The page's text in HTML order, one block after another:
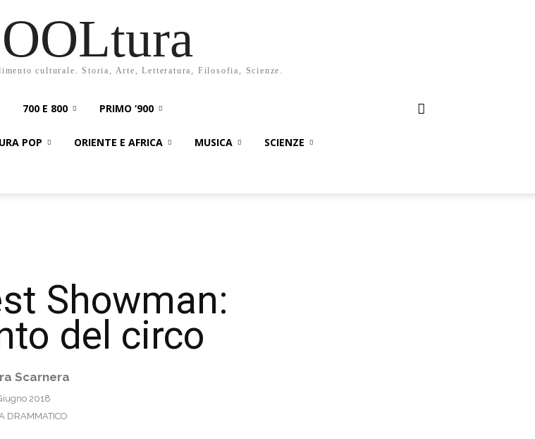
culturale. Storia, Arte, Letteratura, Filosofia, Scienze.
700 E 800 PRIMO ‘900
POP ORIENTE E AFRICA MUSICA SCIENZE
Showman:
del circo
Scarnera
2018
DRAMMATICO